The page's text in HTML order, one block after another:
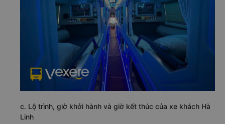
c. Lộ trình, giờ khởi hành và giờ kết thúc của xe khách Hà
Linh